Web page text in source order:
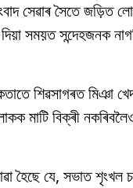
সেৱাৰ সৈতে জড়িত
সময়ত সন্দেহজনক
শিৱসাগৰত মিঞা
মাটি বিক্ৰী
যে, সভাত শৃংখল